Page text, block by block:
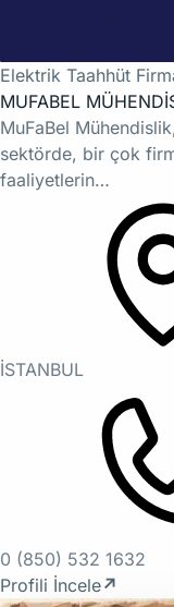
Elektrik Taahhüt
MUFABEL
MuFaBel
sektörde, bir çok
faaliyetlerin…
İSTANBUL
0 (850) 532 1632
Profili İncele↗